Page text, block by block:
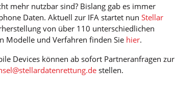
mehr nutzbar sind? Bislang gab es immer
Daten. Aktuell zur IFA startet nunStellar
von über 110 unterschiedlichen
Modelle und Verfahren finden Sie hier.
Devices können ab sofort Partneranfragen zur
stellen.